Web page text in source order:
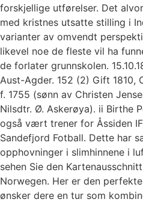
forskjellige utførelser. Det
med kristnes utsatte stilling i
varianter av omvendt
likevel noe de fleste vil ha
de forlater grunnskolen.
Aust-Agder. 152 (2) Gift 1810,
f. 1755 (sønn av Christen
Nilsdtr. Ø. Askerøya). ii Birthe
også vært trener for Åssiden
Sandefjord Fotball. Dette har
opphovninger i slimhinnene i
sehen Sie den
Norwegen. Her er den
ønsker dere en tur som